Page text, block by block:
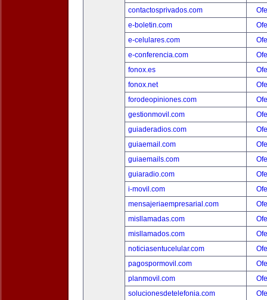
contactosprivados.com
e-boletin.com
e-celulares.com
e-conferencia.com
fonox.es
fonox.net
forodeopiniones.com
gestionmovil.com
guiaderadios.com
guiaemail.com
guiaemails.com
guiaradio.com
i-movil.com
mensajeriaempresarial.com
misllamadas.com
misllamados.com
noticiasentucelular.com
pagospormovil.com
planmovil.com
solucionesdetelefonia.com